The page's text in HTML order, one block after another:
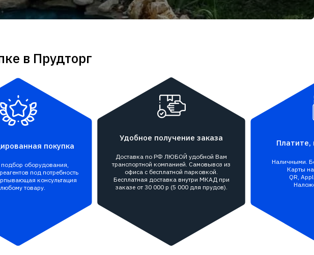
в Прудторг
покупка
оборудования,
под потребность
консультация
товару.
Удобное получение заказа
Доставка по РФ ЛЮБОЙ удобной Вам
транспортной компанией. Самовывоз из
офиса с бесплатной парковкой.
Бесплатная доставка внутри МКАД при
заказе от 30 000 р (5 000 для прудов).
Платите,
Наличными.
Карты
QR,